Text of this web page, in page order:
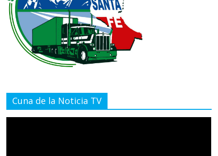
Cuna de la Noticia TV